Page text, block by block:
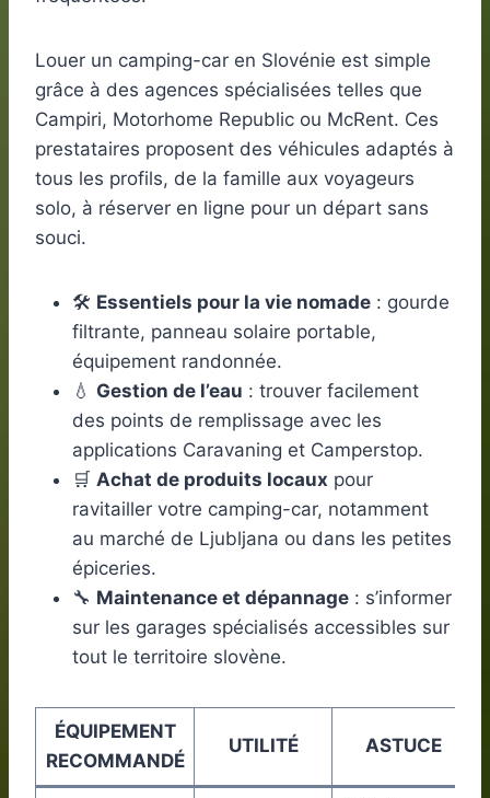
Louer un camping-car en Slovénie est simple
grâce à des agences spécialisées telles que
Campiri, Motorhome Republic ou McRent. Ces
prestataires proposent des véhicules adaptés à
tous les profils, de la famille aux voyageurs
solo, à réserver en ligne pour un départ sans
souci.
🛠️ Essentiels pour la vie nomade : gourde
filtrante, panneau solaire portable,
équipement randonnée.
💧 Gestion de l’eau : trouver facilement
des points de remplissage avec les
applications Caravaning et Camperstop.
🛒 Achat de produits locaux pour
ravitailler votre camping-car, notamment
au marché de Ljubljana ou dans les petites
épiceries.
🔧 Maintenance et dépannage : s’informer
sur les garages spécialisés accessibles sur
tout le territoire slovène.
ÉQUIPEMENT
RECOMMANDÉ
UTILITÉ ASTUCE